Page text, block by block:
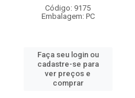
Código: 9175
Embalagem: PC
Faça seu login ou
cadastre-se para
ver preços e
comprar